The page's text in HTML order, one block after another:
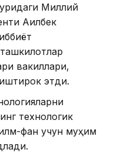
Миллий
Ақилбек
вакиллари,
этди.
технологик
фан учун муҳим